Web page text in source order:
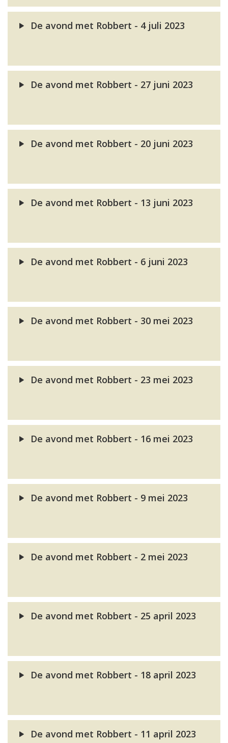
De avond met Robbert - 4 juli 2023
De avond met Robbert - 27 juni 2023
De avond met Robbert - 20 juni 2023
De avond met Robbert - 13 juni 2023
De avond met Robbert - 6 juni 2023
De avond met Robbert - 30 mei 2023
De avond met Robbert - 23 mei 2023
De avond met Robbert - 16 mei 2023
De avond met Robbert - 9 mei 2023
De avond met Robbert - 2 mei 2023
De avond met Robbert - 25 april 2023
De avond met Robbert - 18 april 2023
De avond met Robbert - 11 april 2023